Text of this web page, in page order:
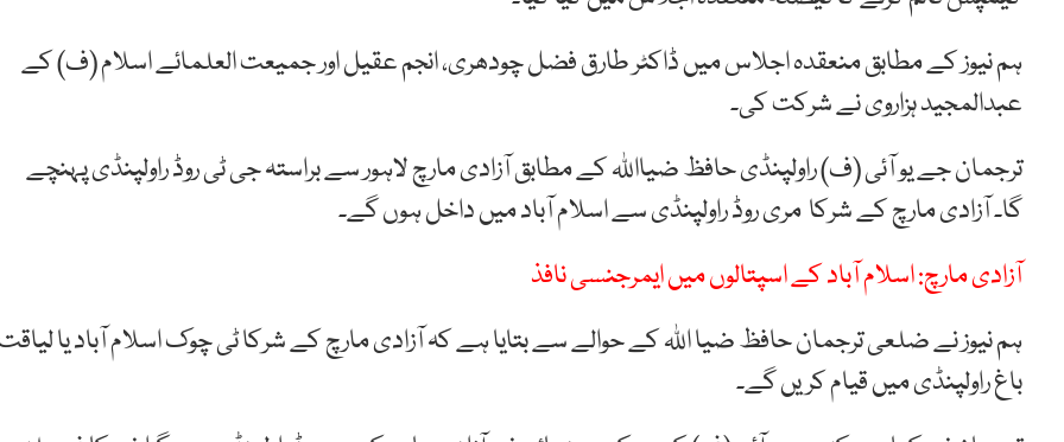
ہم نیوز کے مطابق منعقدہ اجلاس میں ڈاکٹر طارق فضل چودھری، انجم عقیل اور جمیعت العلمائے اسلام (ف) کے
عبدالمجید ہزاروی نے شرکت کی۔
ترجمان جے یو آئی (ف) راولپنڈی حافظ ضیااللہ کے مطابق آزادی مارچ لاہور سے براستہ جی ٹی روڈ راولپنڈی پہنچے
گا۔ آزادی مارچ کے شرکا مری روڈ راولپنڈی سے اسلام آباد میں داخل ہوں گے۔
آزادی مارچ: اسلام آباد کے اسپتالوں میں ایمرجنسی نافذ
ہم نیوز نے ضلعی ترجمان حافظ ضیا اللہ کے حوالے سے بتایا ہے کہ آزادی مارچ کے شرکا ٹی چوک اسلام آباد یا
باغ راولپنڈی میں قیام کریں گے۔